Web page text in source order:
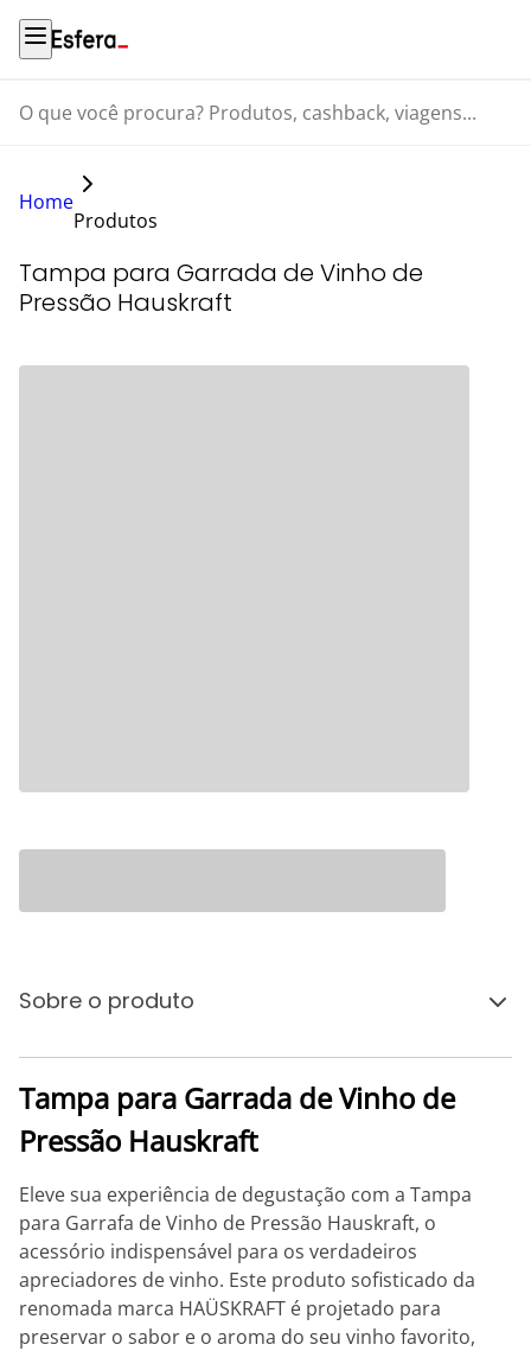
O que você procura? Produtos, cashback, viagens...
Home
Produtos
Tampa para Garrada de Vinho de
Pressão Hauskraft
Sobre o produto
Tampa para Garrada de Vinho de
Pressão Hauskraft
Eleve sua experiência de degustação com a Tampa
para Garrafa de Vinho de Pressão Hauskraft, o
acessório indispensável para os verdadeiros
apreciadores de vinho. Este produto sofisticado da
renomada marca HAÜSKRAFT é projetado para
preservar o sabor e o aroma do seu vinho favorito,